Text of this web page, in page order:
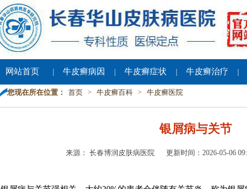
网站首页 牛皮癣病因 牛皮癣症状 牛皮癣治疗
您现在所在位置： 首页 > 牛皮癣百科 > 牛皮癣医院
银屑病与关节
来源： 长春博润皮肤病医院 更新时间：2026-05-06